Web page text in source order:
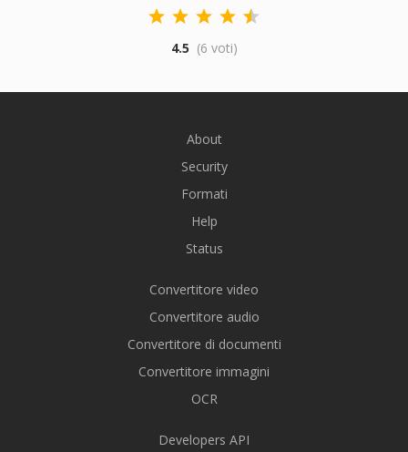
4.5 (6 voti)
About
Security
Formati
Help
Status
Convertitore video
Convertitore audio
Convertitore di documenti
Convertitore immagini
OCR
Developers API